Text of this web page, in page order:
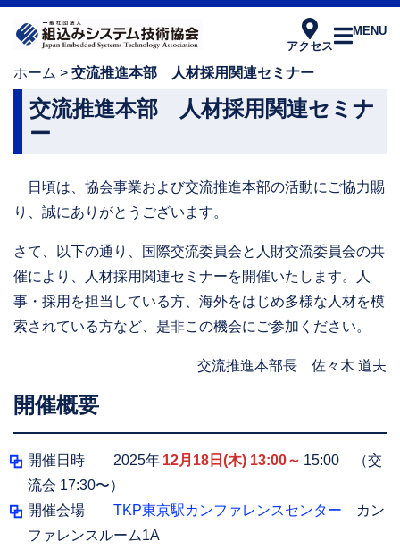
アクセス
MENU
ホーム > 交流推進本部 人材採用関連セミナー
交流推進本部 人材採用関連セミナ
ー
日頃は、協会事業および交流推進本部の活動にご協力賜
り、誠にありがとうございます。
さて、以下の通り、国際交流委員会と人財交流委員会の共
催により、人材採用関連セミナーを開催いたします。人
事・採用を担当している方、海外をはじめ多様な人材を模
索されている方など、是非この機会にご参加ください。
交流推進本部長 佐々木 道夫
開催概要
開催日時 2025年 12月18日(木) 13:00～ 15:00 （交
流会 17:30〜）
開催会場 TKP東京駅カンファレンスセンター カン
ファレンスルーム1A